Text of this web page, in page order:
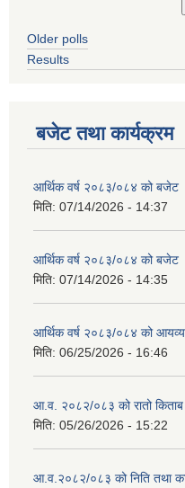
Older polls
Results
बजेट तथा कार्यक्रम
आर्थिक वर्ष २०८३/०८४ को बजेट
मिति: 07/14/2026 - 14:37
आर्थिक वर्ष २०८३/०८४ को बजेट
मिति: 07/14/2026 - 14:35
आर्थिक वर्ष २०८३/०८४ को
मिति: 06/25/2026 - 16:46
आ.व. २०८२/०८३ को रातो किताब
मिति: 05/26/2026 - 15:22
आ.व.२०८२/०८३ को निति तथा